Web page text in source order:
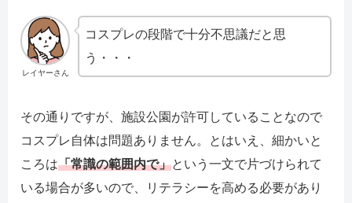
レイヤーさん
コスプレの段階で十分不思議だと思
う・・・
その通りですが、施設公園が許可していることなので
コスプレ自体は問題ありません。とはいえ、細かいと
ころは「常識の範囲内で」という一文で片づけられて
いる場合が多いので、リテラシーを高める必要があり